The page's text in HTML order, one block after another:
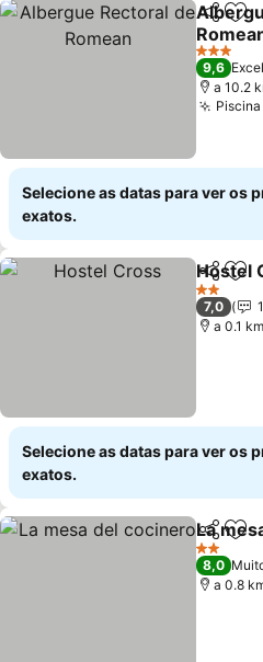
Partilhar
Ver
3 Estrelas
9,6
a 10.2
Selecione as datas para ver os
exatos.
Partilhar
Hostel
2 Estrelas
7,0
a 0.1
Selecione as datas para ver os
exatos.
Partilhar
La
2 Estrelas
8,0
a 0.8